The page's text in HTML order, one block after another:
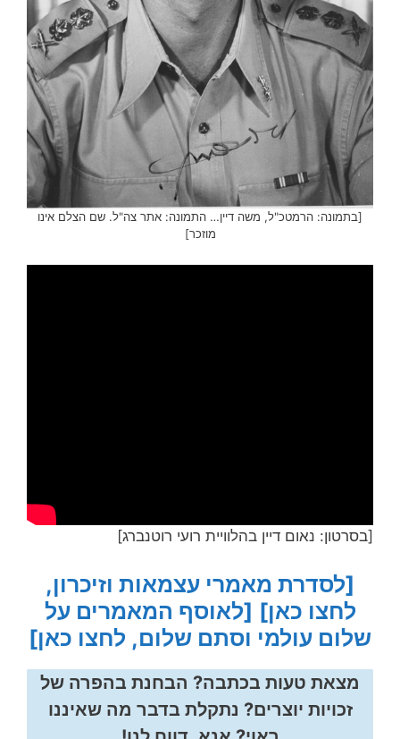
[בתמונה: הרמטכ"ל, משה דיין… התמונה: אתר צה"ל. שם הצלם אינו
מוזכר]
[בסרטון: נאום דיין בהלוויית רועי רוטנברג]
[לסדרת מאמרי עצמאות וזיכרון,
לחצו כאן] [לאוסף המאמרים על
שלום עולמי וסתם שלום, לחצו כאן]
מצאת טעות בכתבה? הבחנת בהפרה של
זכויות יוצרים? נתקלת בדבר מה שאיננו